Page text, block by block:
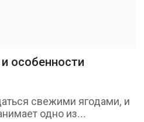
особенности
свежими ягодами, и
одно из...